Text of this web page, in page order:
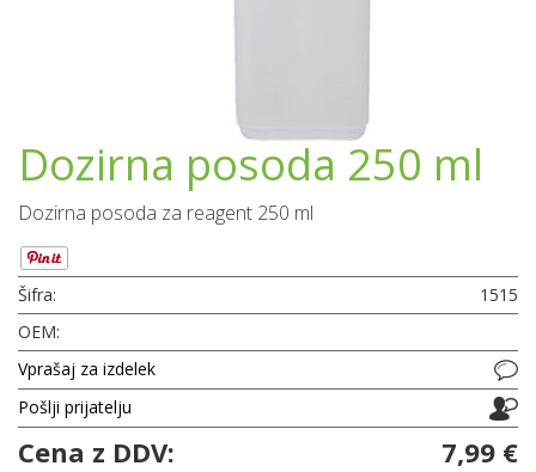
Dozirna posoda 250 ml
Dozirna posoda za reagent 250 ml
Šifra:
1515
OEM:
Vprašaj za izdelek
Pošlji prijatelju
Cena z DDV: 7,99 €